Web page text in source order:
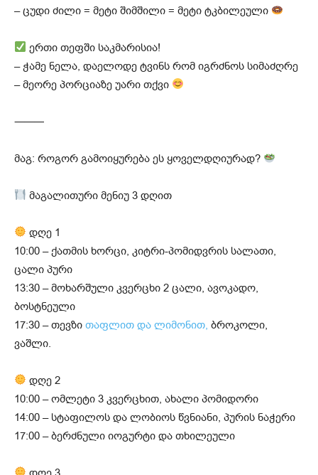
– ცუდი ძილი = მეტი შიმშილი = მეტი ტკბილეული
ერთი თეფში საკმარისია!
– ჭამე ნელა, დაელოდე ტვინს რომ იგრძნოს სიმაძღრე
– მეორე პორციაზე უარი თქვი
⸻
მაგ: როგორ გამოიყურება ეს ყოველდღიურად?
მაგალითური მენიუ 3 დღით
დღე 1
10:00 – ქათმის ხორცი, კიტრი-პომიდვრის სალათი,
ცალი პური
13:30 – მოხარშული კვერცხი 2 ცალი, ავოკადო,
ბოსტნეული
17:30 – თევზი თაფლით და ლიმონით, ბროკოლი,
ვაშლი.
დღე 2
10:00 – ომლეტი 3 კვერცხით, ახალი პომიდორი
14:00 – სტაფილოს და ლობიოს წვნიანი, პურის ნაჭერი
17:00 – ბერძნული იოგურტი და თხილეული